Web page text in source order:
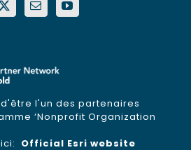
l'un des partenaires
‘Nonprofit Organization
Official Esri website